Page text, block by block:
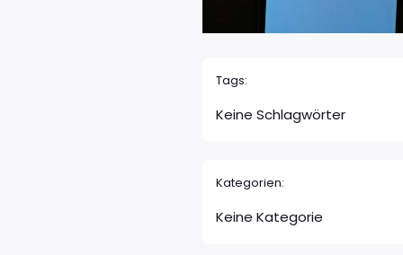
Tags:
Keine Schlagwörter
Kategorien:
Keine Kategorie